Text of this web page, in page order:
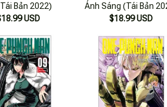
Bản 2022)
USD
Ánh Sáng (Tái Bản
$18.99 USD